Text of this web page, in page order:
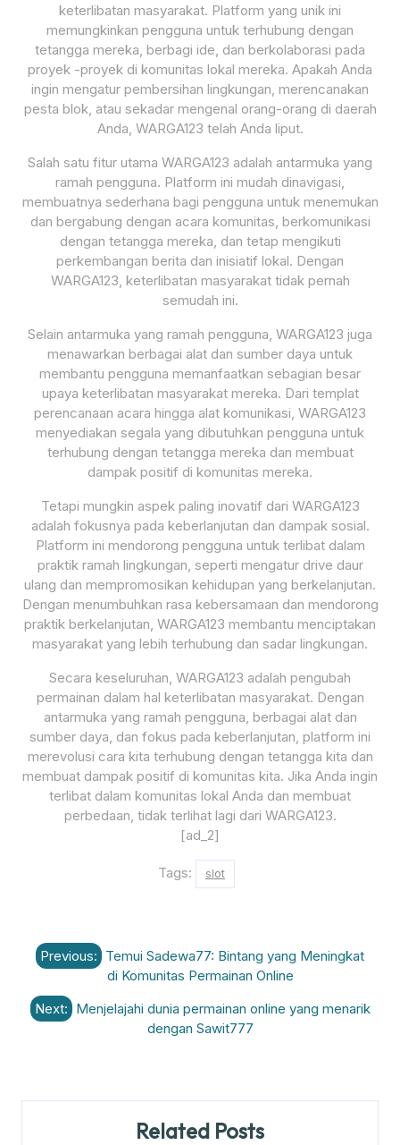
keterlibatan masyarakat. Platform yang unik ini
memungkinkan pengguna untuk terhubung dengan
tetangga mereka, berbagi ide, dan berkolaborasi pada
proyek -proyek di komunitas lokal mereka. Apakah Anda
ingin mengatur pembersihan lingkungan, merencanakan
pesta blok, atau sekadar mengenal orang-orang di daerah
Anda, WARGA123 telah Anda liput.
Salah satu fitur utama WARGA123 adalah antarmuka yang
ramah pengguna. Platform ini mudah dinavigasi,
membuatnya sederhana bagi pengguna untuk menemukan
dan bergabung dengan acara komunitas, berkomunikasi
dengan tetangga mereka, dan tetap mengikuti
perkembangan berita dan inisiatif lokal. Dengan
WARGA123, keterlibatan masyarakat tidak pernah
semudah ini.
Selain antarmuka yang ramah pengguna, WARGA123 juga
menawarkan berbagai alat dan sumber daya untuk
membantu pengguna memanfaatkan sebagian besar
upaya keterlibatan masyarakat mereka. Dari templat
perencanaan acara hingga alat komunikasi, WARGA123
menyediakan segala yang dibutuhkan pengguna untuk
terhubung dengan tetangga mereka dan membuat
dampak positif di komunitas mereka.
Tetapi mungkin aspek paling inovatif dari WARGA123
adalah fokusnya pada keberlanjutan dan dampak sosial.
Platform ini mendorong pengguna untuk terlibat dalam
praktik ramah lingkungan, seperti mengatur drive daur
ulang dan mempromosikan kehidupan yang berkelanjutan.
Dengan menumbuhkan rasa kebersamaan dan mendorong
praktik berkelanjutan, WARGA123 membantu menciptakan
masyarakat yang lebih terhubung dan sadar lingkungan.
Secara keseluruhan, WARGA123 adalah pengubah
permainan dalam hal keterlibatan masyarakat. Dengan
antarmuka yang ramah pengguna, berbagai alat dan
sumber daya, dan fokus pada keberlanjutan, platform ini
merevolusi cara kita terhubung dengan tetangga kita dan
membuat dampak positif di komunitas kita. Jika Anda ingin
terlibat dalam komunitas lokal Anda dan membuat
perbedaan, tidak terlihat lagi dari WARGA123.
[ad_2]
Tags: slot
Post
navigation
Previous: Temui Sadewa77: Bintang yang Meningkat
di Komunitas Permainan Online
Next: Menjelajahi dunia permainan online yang menarik
dengan Sawit777
Related Posts